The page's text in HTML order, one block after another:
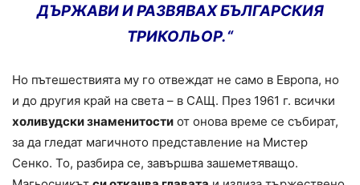
ДЪРЖАВИ И РАЗВЯВАХ БЪЛГАРСКИЯ
ТРИКОЛЬОР.“
Но пътешествията му го отвеждат не само в Европа, но
и до другия край на света – в САЩ. През 1961 г. всички
холивудски знаменитости от онова време се събират,
за да гледат магичното представление на Мистер
Сенко. То, разбира се, завършва зашеметяващо.